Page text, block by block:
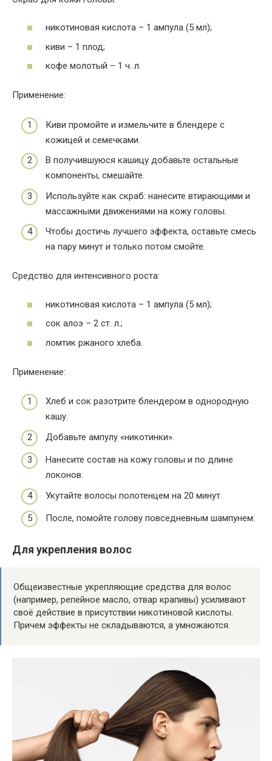
никотиновая кислота – 1 ампула (5 мл);
киви – 1 плод;
кофе молотый – 1 ч. л.
Применение:
Киви промойте и измельчите в блендере с
кожицей и семечками.
В получившуюся кашицу добавьте остальные
компоненты, смешайте.
Используйте как скраб: нанесите втирающими и
массажными движениями на кожу головы.
Чтобы достичь лучшего эффекта, оставьте смесь
на пару минут и только потом смойте.
Средство для интенсивного роста:
никотиновая кислота – 1 ампула (5 мл);
сок алоэ – 2 ст. л.;
ломтик ржаного хлеба.
Применение:
Хлеб и сок разотрите блендером в однородную
кашу.
Добавьте ампулу «никотинки».
Нанесите состав на кожу головы и по длине
локонов.
Укутайте волосы полотенцем на 20 минут.
После, помойте голову повседневным шампунем.
Для укрепления волос
Общеизвестные укрепляющие средства для волос
(например, репейное масло, отвар крапивы) усиливают
своё действие в присутствии никотиновой кислоты.
Причем эффекты не складываются, а умножаются.